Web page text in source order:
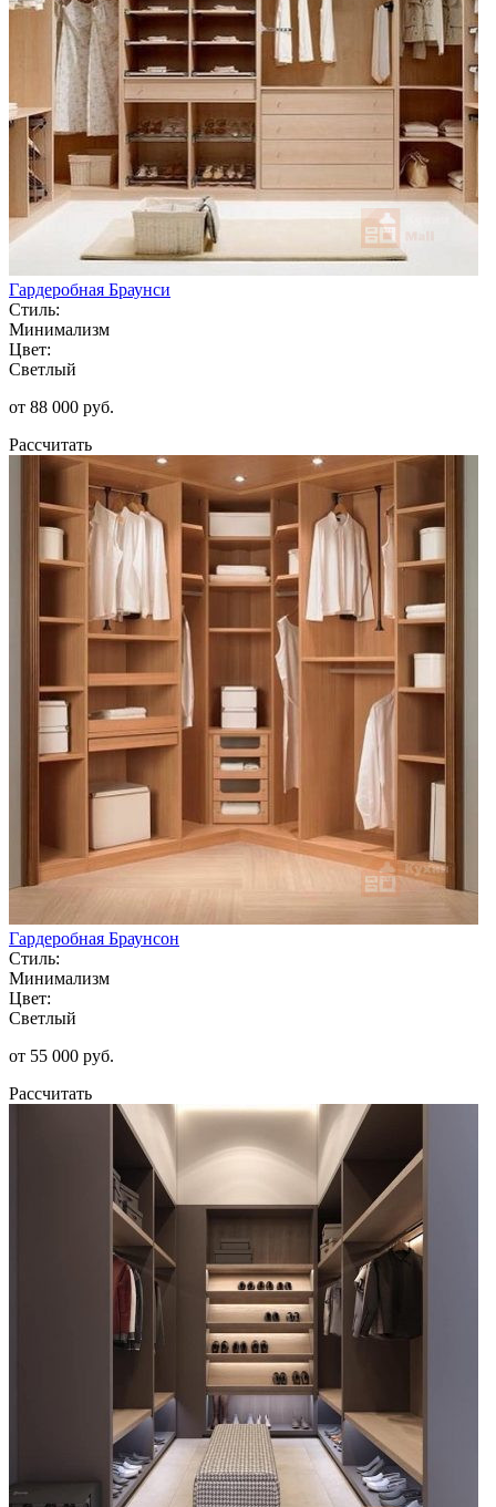
Гардеробная Браунси
Стиль:
Минимализм
Цвет:
Светлый
от 88 000 руб.
Рассчитать
Гардеробная Браунсон
Стиль:
Минимализм
Цвет:
Светлый
от 55 000 руб.
Рассчитать